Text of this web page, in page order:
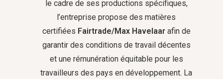
le cadre de ses productions spécifiques,
l’entreprise propose des matières
certifiées Fairtrade/Max Havelaarafin de
garantir des conditions de travail décentes
et une rémunération équitable pour les
travailleurs des pays en développement. La